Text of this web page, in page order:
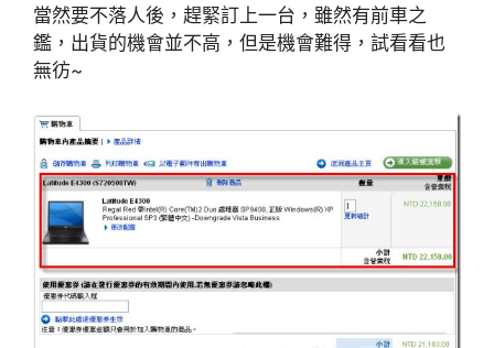
當然要不落人後，趕緊訂上一台，雖然有前車之
鑑，出貨的機會並不高，但是機會難得，試看看也
無彷~